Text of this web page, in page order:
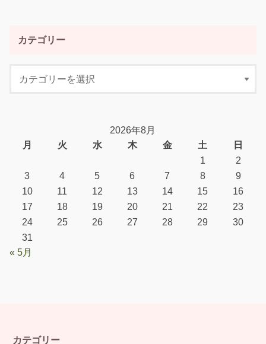
カテゴリー
2026年8月
月
火 水 木 金 土
日
1
2
3
4 5 6 7 8
9
10
11 12 13 14 15
16
17
18 19 20 21 22
23
24
25 26 27 28 29
30
31
« 5月
カテゴリー